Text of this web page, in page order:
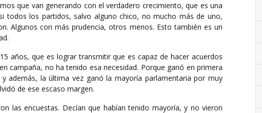
que van generando con el verdadero crecimiento, que es una
todos los partidos, salvo alguno chico, no mucho más de uno,
Algunos con más prudencia, otros menos. Esto también es un
años, que es lograr transmitir que es capaz de hacer acuerdos
campaña, no ha tenido esa necesidad. Porque ganó en primera
además, la última vez ganó la mayoría parlamentaria por muy
de ese escaso margen.
las encuestas. Decían que habían tenido mayoría, y no vieron